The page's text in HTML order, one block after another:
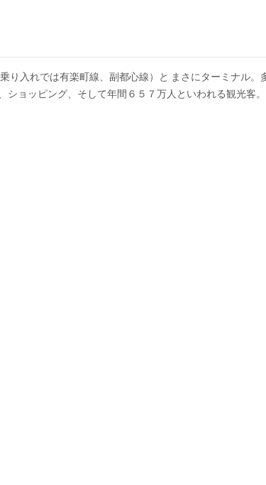
り入れでは有楽町線、副都心線）と まさにターミナル。
ショッピング、そして年間６５７万人といわれる観光客